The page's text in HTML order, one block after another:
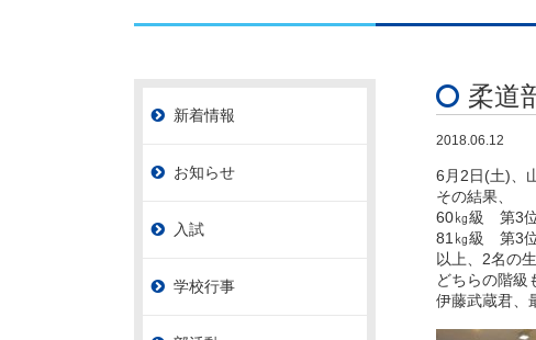
新着情報
お知らせ
入試
学校行事
柔道
2018.06.12
6月2日(土)、
その結果、
60㎏級 第3
81㎏級 第3
以上、2名の
どちらの階級
伊藤武蔵君、